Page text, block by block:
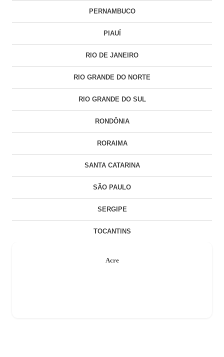
PERNAMBUCO
PIAUÍ
RIO DE JANEIRO
RIO GRANDE DO NORTE
RIO GRANDE DO SUL
RONDÔNIA
RORAIMA
SANTA CATARINA
SÃO PAULO
SERGIPE
TOCANTINS
Acre